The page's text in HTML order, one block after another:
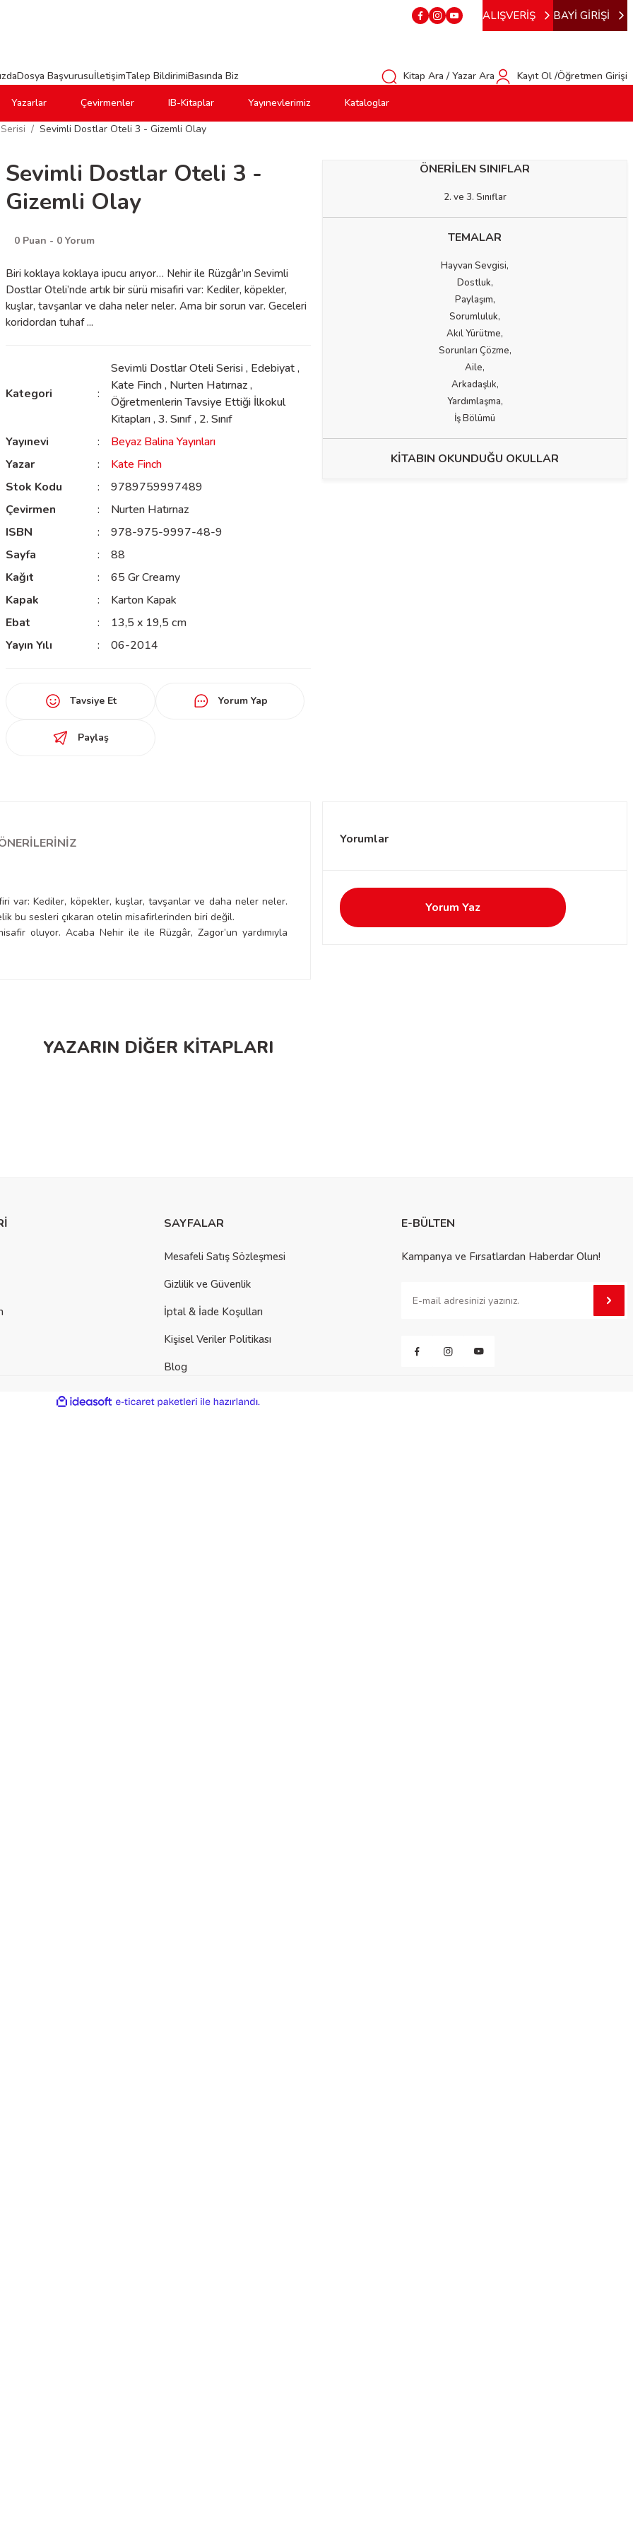
ALIŞVERİŞ BAYİ GİRİŞİ
Dosya BaşvurusuİletişimTalep BildirimiBasında Biz Kitap Ara / Yazar Ara
Kayıt Ol /Öğretmen Girişi
Yazarlar Çevirmenler IB-Kitaplar Yayınevlerimiz
Kataloglar
Sevimli Dostlar Oteli 3 - Gizemli Olay
Sevimli Dostlar Oteli 3 -
Gizemli Olay
0 Puan - 0 Yorum
Biri koklaya koklaya ipucu arıyor… Nehir ile Rüzgâr’ın Sevimli
Dostlar Oteli’nde artık bir sürü misafiri var: Kediler, köpekler,
kuşlar, tavşanlar ve daha neler neler. Ama bir sorun var. Geceleri
koridordan tuhaf ...
Kategori
Sevimli Dostlar Oteli Serisi , Edebiyat ,
Kate Finch , Nurten Hatırnaz ,
Öğretmenlerin Tavsiye Ettiği İlkokul
Kitapları ,3. Sınıf, 2. Sınıf
Yayınevi
Beyaz Balina Yayınları
Yazar
Kate Finch
Stok Kodu
9789759997489
Çevirmen
Nurten Hatırnaz
ISBN
978-975-9997-48-9
Sayfa
88
Kağıt
65 Gr Creamy
Kapak
Karton Kapak
Ebat
13,5 x 19,5 cm
Yayın Yılı
06-2014
Tavsiye Et Yorum Yap
Paylaş
ÖNERİLEN SINIFLAR
2. ve 3. Sınıflar
TEMALAR
Hayvan Sevgisi,
Dostluk,
Paylaşım,
Sorumluluk,
Akıl Yürütme,
Sorunları Çözme,
Aile,
Arkadaşlık,
Yardımlaşma,
İş Bölümü
KİTABIN OKUNDUĞU OKULLAR
var: Kediler, köpekler, kuşlar, tavşanlar ve daha neler neler.
bu sesleri çıkaran otelin misafirlerinden biri değil.
oluyor. Acaba Nehir ile ile Rüzgâr, Zagor’un yardımıyla
Yorumlar
Yorum Yaz
YAZARIN DİĞER KİTAPLARI
SAYFALAR
Mesafeli Satış Sözleşmesi
Gizlilik ve Güvenlik
İptal & İade Koşulları
Kişisel Veriler Politikası
Blog
E-BÜLTEN
Kampanya ve Fırsatlardan Haberdar Olun!
ideasoft
e-